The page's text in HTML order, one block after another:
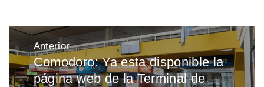
Navegación
de
entradas
Anterior
Entrada
anterior:
Comodoro: Ya esta disponible la
página web de la Terminal de